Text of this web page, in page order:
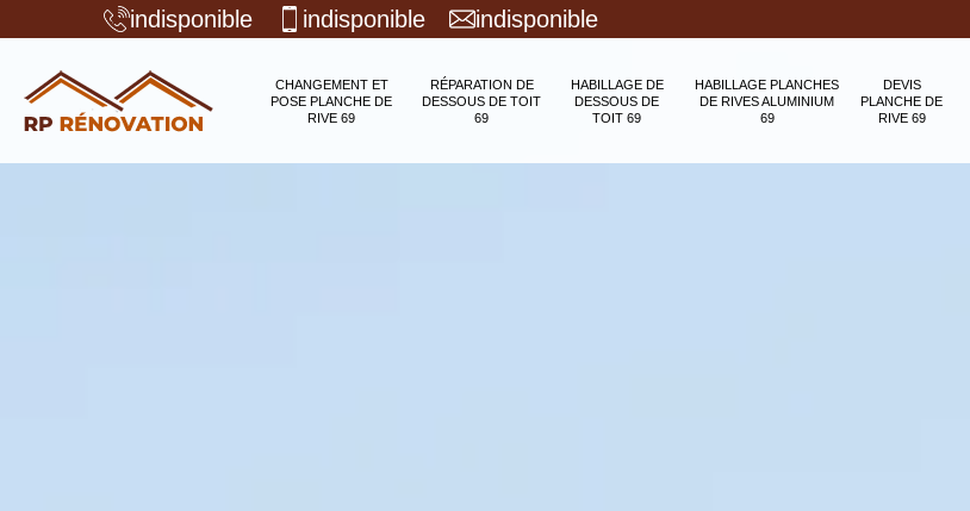
indisponible indisponible indisponible
CHANGEMENT ET
POSE PLANCHE DE
RIVE 69
RÉPARATION DE
DESSOUS DE TOIT
69
HABILLAGE DE
DESSOUS DE
TOIT 69
HABILLAGE PLANCHES
DE RIVES ALUMINIUM
69
DEVIS
PLANCHE DE
RIVE 69